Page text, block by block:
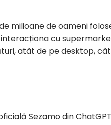
milioane de oameni
cu
atât de pe desktop,
Sezamo din